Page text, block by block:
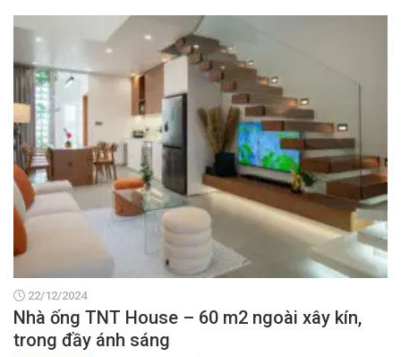
22/12/2024
Nhà ống TNT House – 60 m2 ngoài xây kín,
trong đầy ánh sáng